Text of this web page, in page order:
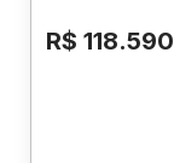
R$ 118.590